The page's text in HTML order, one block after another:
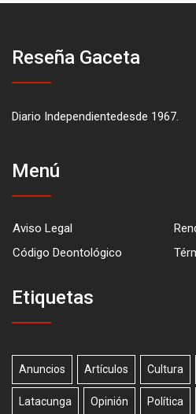
Reseña Gaceta
Diario Independientedesde 1967.
Menú
Aviso Legal
Código Deontológico
Etiquetas
Anuncios Artículos Cultura
Latacunga Opinión Política